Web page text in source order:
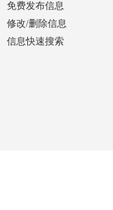
免费发布信息
修改/删除信息
信息快速搜索